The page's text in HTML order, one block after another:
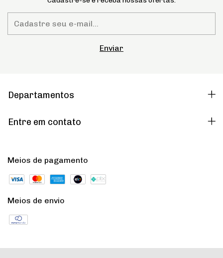
Departamentos
Entre em contato
Meios de pagamento
Meios de envio